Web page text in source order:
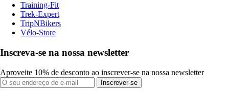
Training-Fit
Trek-Expert
TripNBikers
Vélo-Store
Inscreva-se na nossa newsletter
Aproveite 10% de desconto ao inscrever-se na nossa newsletter
Inscrever-se